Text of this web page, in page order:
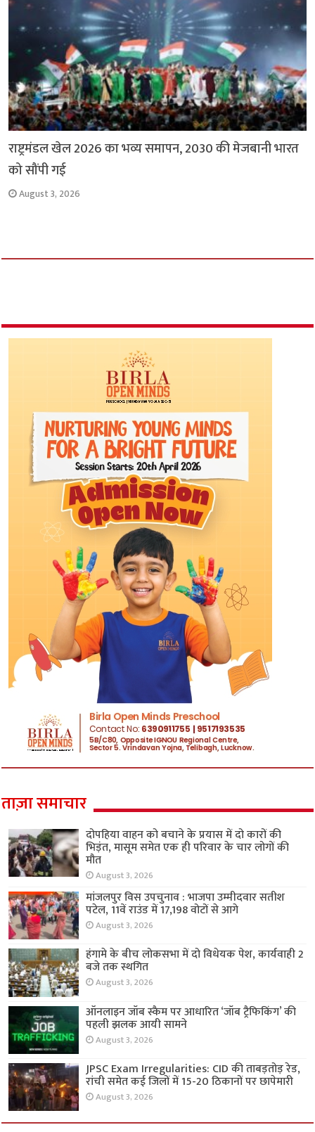
राष्ट्रमंडल खेल 2026 का भव्य समापन, 2030 की मेजबानी भारत
को सौंपी गई
August 3, 2026
ताज़ा समाचार
दोपहिया वाहन को बचाने के प्रयास में दो कारों की
भिड़ंत, मासूम समेत एक ही परिवार के चार लोगों की
मौत
August 3, 2026
मांजलपुर विस उपचुनाव : भाजपा उम्मीदवार सतीश
पटेल, 11वें राउंड में 17,198 वोटों से आगे
August 3, 2026
हंगामे के बीच लोकसभा में दो विधेयक पेश, कार्यवाही 2
बजे तक स्थगित
August 3, 2026
ऑनलाइन जॉब स्कैम पर आधारित ‘जॉब ट्रैफिकिंग’ की
पहली झलक आयी सामने
August 3, 2026
JPSC Exam Irregularities: CID की ताबड़तोड़ रेड,
रांची समेत कई जिलों में 15-20 ठिकानों पर छापेमारी
August 3, 2026